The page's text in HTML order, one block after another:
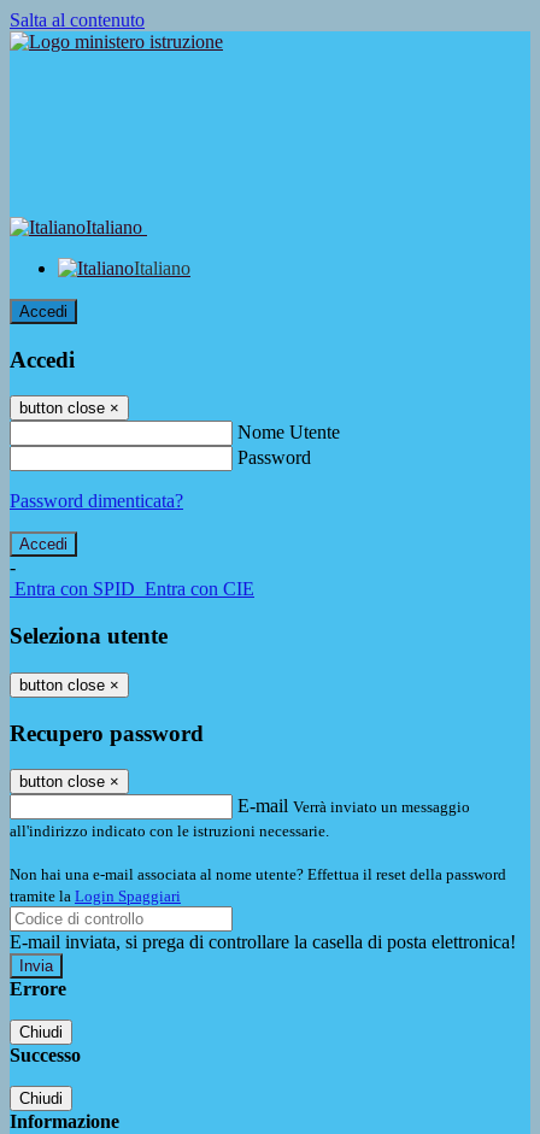
Salta al contenuto
Italiano
Italiano
Accedi
Accedi
button close ×
Nome Utente
Password
Password dimenticata?
-
Entra con SPID Entra con CIE
Seleziona utente
button close ×
Recupero password
button close ×
E-mail Verrà inviato un messaggio
all'indirizzo indicato con le istruzioni necessarie.
Non hai una e-mail associata al nome utente? Effettua il reset della password
tramite la Login Spaggiari
E-mail inviata, si prega di controllare la casella di posta elettronica!
Errore
Chiudi
Successo
Chiudi
Informazione